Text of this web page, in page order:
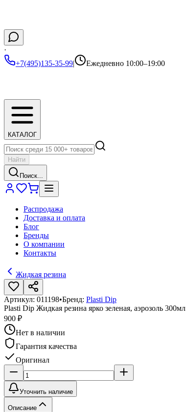
·
+7(495)135-35-99| Ежедневно 10:00–19:00
КАТАЛОГ
Найти
Поиск...
Распродажа
Доставка и оплата
Блог
Бренды
О компании
Контакты
Жидкая резина
Артикул: 011198•Бренд: Plasti Dip
Plasti Dip Жидкая резина ярко зеленая, аэрозоль 300мл
900 ₽
Нет в наличии
Гарантия качества
Оригинал
Уточнить наличие
Описание